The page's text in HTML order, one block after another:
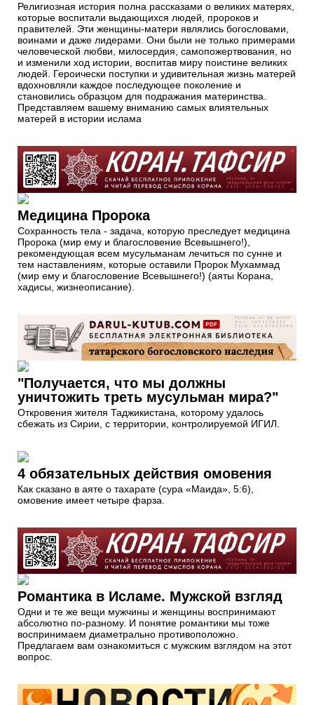
Религиозная история полна рассказами о великих матерях,
которые воспитали выдающихся людей, пророков и
правителей. Эти женщины-матери являлись богословами,
воинами и даже лидерами. Они были не только примерами
человеческой любви, милосердия, самопожертвования, но
и изменили ход истории, воспитав миру поистине великих
людей. Героически поступки и удивительная жизнь матерей
вдохновляли каждое последующее поколение и
становились образцом для подражания материнства.
Представляем вашему вниманию самых влиятельных
матерей в истории ислама
Медицина Пророка
Сохранность тела - задача, которую преследует медицина
Пророка (мир ему и благословение Всевышнего!),
рекомендующая всем мусульманам лечиться по сунне и
тем наставлениям, которые оставили Пророк Мухаммад
(мир ему и благословение Всевышнего!) (аяты Корана,
хадисы, жизнеописание).
"Получается, что мы должны
уничтожить треть мусульман мира?"
Откровения жителя Таджикистана, которому удалось
сбежать из Сирии, с территории, контролируемой ИГИЛ.
4 обязательных действия омовения
Как сказано в аяте о тахарате (сура «Маида», 5:6),
омовение имеет четыре фарза.
Романтика в Исламе. Мужской взгляд
Одни и те же вещи мужчины и женщины воспринимают
абсолютно по-разному. И понятие романтики мы тоже
воспринимаем диаметрально противоположно.
Предлагаем вам ознакомиться с мужским взглядом на этот
вопрос.